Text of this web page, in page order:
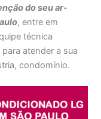
do seu ar-
, entre em
técnica
atender a sua
condomínio.